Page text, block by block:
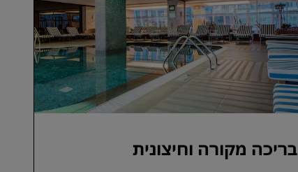
בריכה מקורה וחיצונית